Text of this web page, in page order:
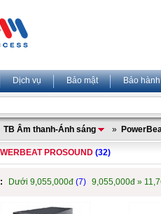
Dịch vụ Bảo mật Bảo hành
TB Âm thanh-Ánh sáng »
PROSOUND (32)
Dưới 9,055,000đ (7) 9,055,000đ »